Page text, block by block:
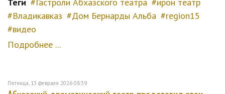
Владикавказ
Дом Бернарды Альба
region15
видео
Подробнее ...
Пятница, 13 февраля 2026 08:39